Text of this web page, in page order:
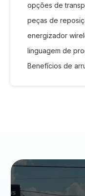
opções de
peças de
energizador
linguagem de
Benefícios de